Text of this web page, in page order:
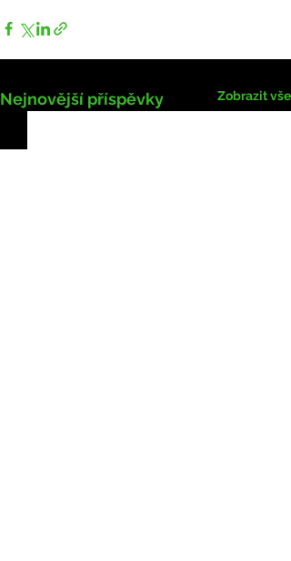
Nejnovější příspěvky Zobrazit vše